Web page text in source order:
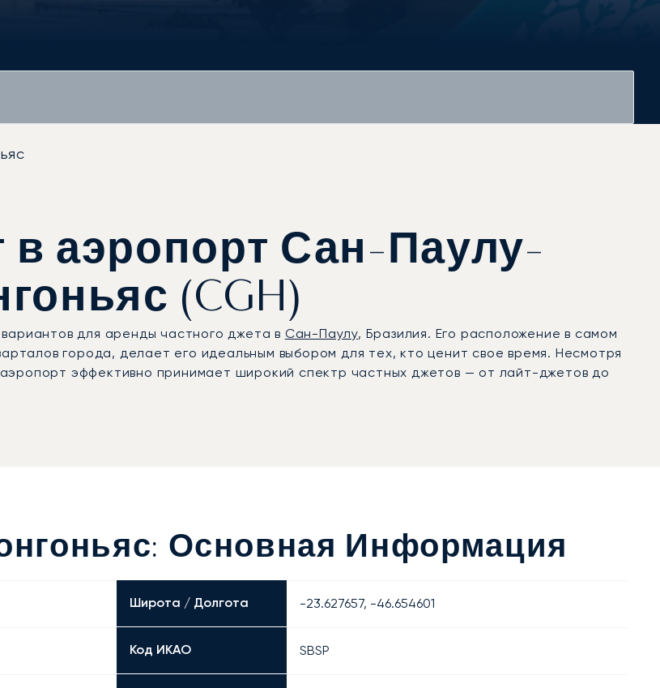
в аэропорт Сан-Паулу-
(CGH)
для аренды частного джета в Сан-Паулу, Бразилия. Его расположение в самом
города, делает его идеальным выбором для тех, кто ценит свое время. Несмотря
эффективно принимает широкий спектр частных джетов — от лайт-джетов до
Основная Информация
Широта / Долгота -23.627657, -46.654601
Код ИКАО SBSP